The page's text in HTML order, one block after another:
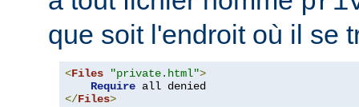
que soit l'endroit où il se
<Files "private.html">
Require
</Files>